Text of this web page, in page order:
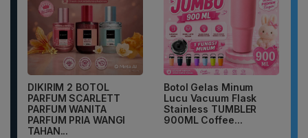
DIKIRIM 2 BOTOL
PARFUM SCARLETT
PARFUM WANITA
PARFUM PRIA WANGI
TAHAN...
Botol Gelas Minum
Lucu Vacuum Flask
Stainless TUMBLER
900ML Coffee...